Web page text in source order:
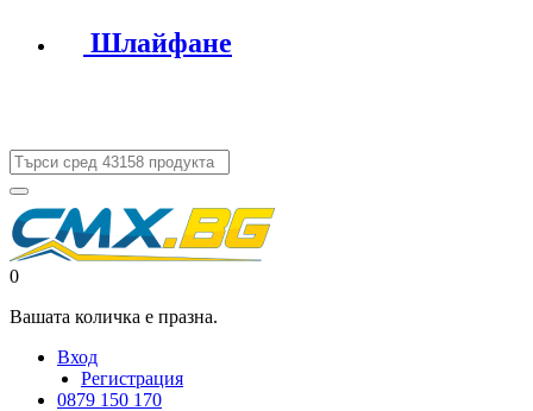
Шлайфане
0
Вашата количка е празна.
Вход
Регистрация
0879 150 170